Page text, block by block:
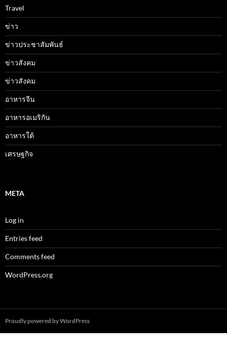
Travel
ข่าว
ข่าวประชาสัมพันธ์
ข่าวสังคม
ข่าวสังคม
อาหารจีน
อาหารอเมริกัน
อาหารใต้
เศรษฐกิจ
META
Log in
Entries feed
Comments feed
WordPress.org
Proudly powered by WordPress